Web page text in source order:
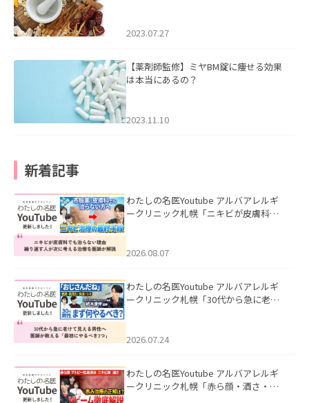
2023.07.27
【薬剤師監修】ミヤBM錠に痩せる効果
は本当にあるの？
2023.11.10
新着記事
わたしの名医Youtube アルバアレルギ
ークリニック札幌「ニキビが皮膚科で
ました。
2026.08.07
わたしの名医Youtube アルバアレルギ
ークリニック札幌「30代から急に老け
た。
2026.07.24
わたしの名医Youtube アルバアレルギ
ークリニック札幌「赤ら顔・酒さ・ニ